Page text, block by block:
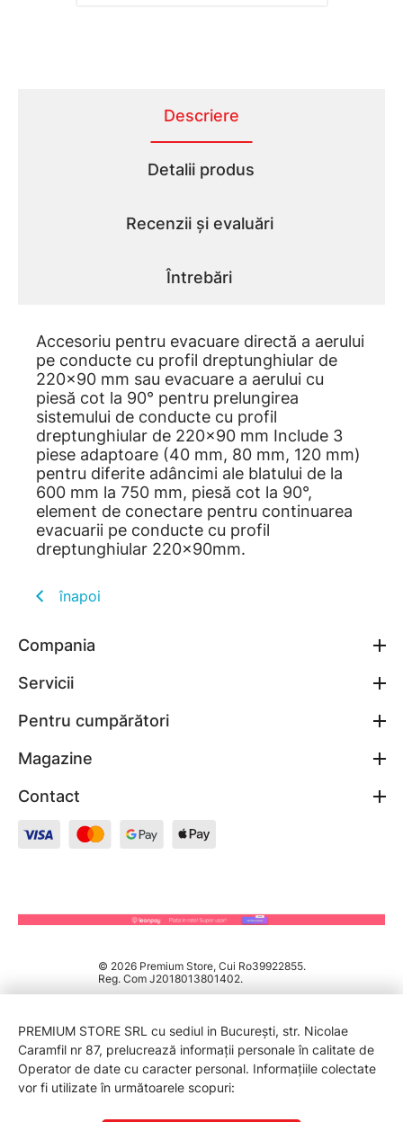
Descriere
Detalii produs
Recenzii și evaluări
Întrebări
Accesoriu pentru evacuare directă a aerului
pe conducte cu profil dreptunghiular de
220x90 mm sau evacuare a aerului cu
piesă cot la 90° pentru prelungirea
sistemului de conducte cu profil
dreptunghiular de 220x90 mm Include 3
piese adaptoare (40 mm, 80 mm, 120 mm)
pentru diferite adâncimi ale blatului de la
600 mm la 750 mm, piesă cot la 90°,
element de conectare pentru continuarea
evacuarii pe conducte cu profil
dreptunghiular 220x90mm.
înapoi
Compania
Servicii
Pentru cumpărători
Magazine
Contact
© 2026 Premium Store, Cui Ro39922855.
Reg. Com J2018013801402.
PREMIUM STORE SRL cu sediul in București, str. Nicolae
Caramfil nr 87, prelucrează informații personale în calitate de
Operator de date cu caracter personal. Informațiile colectate
vor fi utilizate în următoarele scopuri: